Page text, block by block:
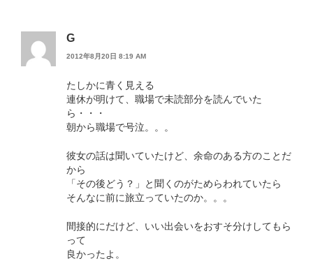
G
2012年8月20日 8:19 AM
たしかに青く見える
連休が明けて、職場で未読部分を読んでいた
ら・・・
朝から職場で号泣。。。
彼女の話は聞いていたけど、余命のある方のことだ
から
「その後どう？」と聞くのがためらわれていたら
そんなに前に旅立っていたのか。。。
間接的にだけど、いい出会いをおすそ分けしてもら
って
良かったよ。